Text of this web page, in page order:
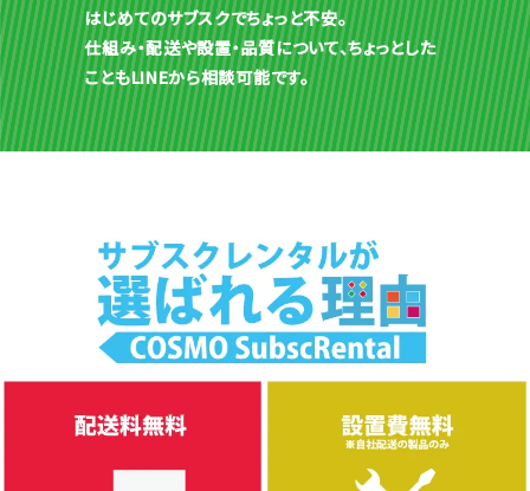
はじめてのサブスクでちょっと不安。
仕組み・配送や設置・品質について、ちょっとした
こともLINEから相談可能です。